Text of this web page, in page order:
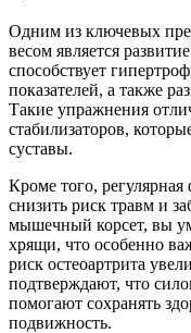
Одним из ключевых
весом является
способствует
показателей, а также
Такие упражнения
стабилизаторов,
суставы.
Кроме того, регулярная
снизить риск травм и
мышечный корсет, вы
хрящи, что особенно
риск остеоартрита
подтверждают, что
помогают сохранять
подвижность.